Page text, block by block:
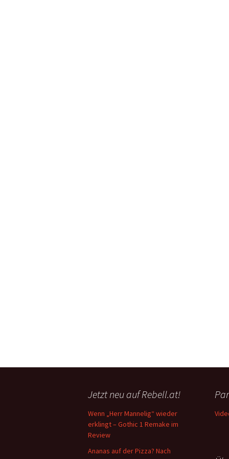
Jetzt neu auf Rebell.at!
Wenn „Herr Mannelig“ wieder
erklingt – Gothic 1 Remake im
Review
Ananas auf der Pizza? Nach